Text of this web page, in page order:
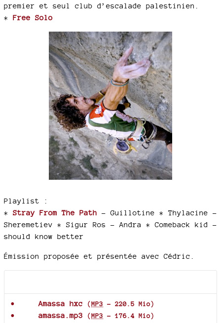
premier et seul club d’escalade palestinien.
* Free Solo
Playlist :
* Stray From The Path - Guillotine * Thylacine -
Sheremetiev * Sigur Ros - Andra * Comeback kid -
should know better
Émission proposée et présentée avec Cédric.
Amassa hxc (MP3 - 220.5 Mio)
amassa.mp3 (MP3 - 176.4 Mio)